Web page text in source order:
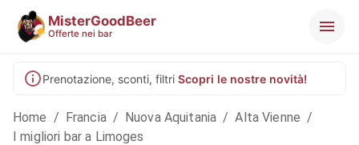
MisterGoodBeer
Offerte nei bar
Prenotazione, sconti, filtri Scopri le nostre novità!
Home / Francia / Nuova Aquitania / Alta Vienne /
I migliori bar a Limoges